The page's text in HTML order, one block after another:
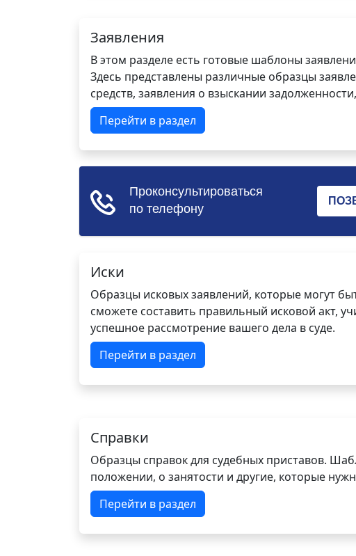
Заявления
В этом разделе есть готовые шаблоны
Здесь представлены различные образцы
средств, заявления о взыскании
Перейти в раздел
Иски
Образцы исковых заявлений, которые могут
сможете составить правильный исковой акт,
успешное рассмотрение вашего дела в суде.
Перейти в раздел
Справки
Образцы справок для судебных приставов.
положении, о занятости и другие, которые
Перейти в раздел